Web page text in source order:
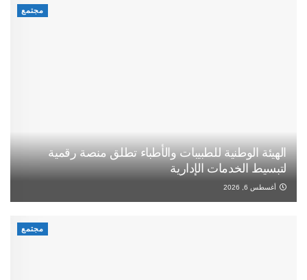
مجتمع
الهيئة الوطنية للطبيبات والأطباء تطلق منصة رقمية
لتبسيط الخدمات الإدارية
أغسطس 6, 2026
مجتمع